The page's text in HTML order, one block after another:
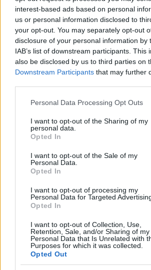
interest-based ads based on personal
us or personal information disclosed to
your opt-out. You may separately opt-out
disclosure of your personal information by
IAB’s list of downstream participants. This
also be disclosed by us to third parties on
Downstream Participants that may further
Please note that this website/app uses
not limited to your visit or usage behaviour.
grant or deny consent to Google and its
use your data for below specified
consent section.
Personal Data Processing Opt Outs
I want to opt-out of the Sharing of my
personal data.
Opted In
I want to opt-out of the Sale of my
Personal Data.
Opted In
I want to opt-out of processing my
Personal Data for Targeted
Opted In
I want to opt-out of Collection, Use,
Retention, Sale, and/or Sharing of my
Personal Data that Is Unrelated with
Purposes for which it was collected.
Opted Out
Continue lendo